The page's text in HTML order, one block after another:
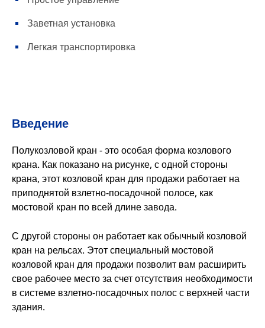
Заветная установка
Легкая транспортировка
Введение
Полукозловой кран - это особая форма козлового
крана. Как показано на рисунке, с одной стороны
крана, этот козловой кран для продажи работает на
приподнятой взлетно-посадочной полосе, как
мостовой кран по всей длине завода.
С другой стороны он работает как обычный козловой
кран на рельсах. Этот специальный мостовой
козловой кран для продажи позволит вам расширить
свое рабочее место за счет отсутствия необходимости
в системе взлетно-посадочных полос с верхней части
здания.